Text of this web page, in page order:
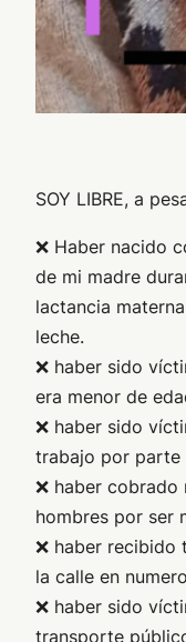
SOY LIBRE, a
❌ Haber nacido
de mi madre
lactancia
leche.
❌ haber sido
era menor de
❌ haber sido
trabajo por parte
❌ haber
hombres por ser
❌ haber
la calle en
❌ haber sido
transporte